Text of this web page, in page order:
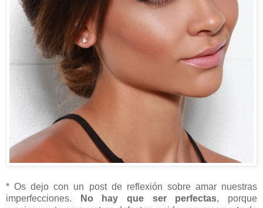
* Os dejo con un post de reflexión sobre amar nuestras
imperfecciones.
No hay que ser perfectas, porque